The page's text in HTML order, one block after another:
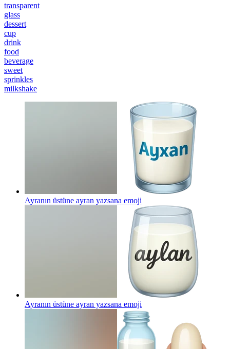
transparent
glass
dessert
cup
drink
food
beverage
sweet
sprinkles
milkshake
Ayranın üstüne ayran yazsana emoji
Ayranın üstüne ayran yazsana emoji